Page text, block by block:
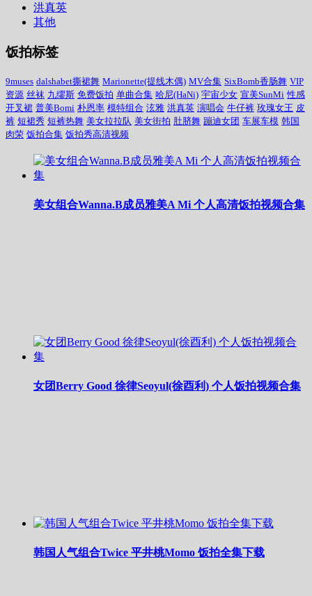
洪真英
其他
饭拍标签
9muses dalshabet撕裙舞 Marionette(提线木偶) MV合集 SixBomb香肠舞 VIP
资源 丝袜 九缪斯 免费饭拍 单曲合集 哈尼(HaNi) 宇宙少女 宣美SunMi 性感
开叉裙 普美Bomi 朴恩率 模特组合 泫雅 洪真英 演唱会 牛仔裤 玫瑰女王 皮
裤 短裙秀 短裤热舞 美女拉拉队 美女街拍 肚脐舞 蹦迪女团 车展车模 韩国
肉荣 饭拍合集 饭拍秀高清视频
美女组合Wanna.B成员雅美A Mi 个人高清饭拍视频合集
女团Berry Good 徐律Seoyul(徐酉利) 个人饭拍视频合集
韩国人气组合Twice 平井桃Momo 饭拍全集下载